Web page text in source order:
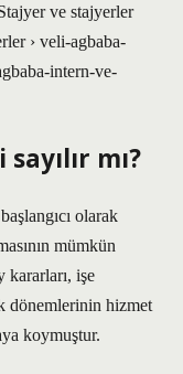
ve stajyerler
› veli-agbaba-
intern-ve-
mı?
olarak
mümkün
kararları, işe
dönemlerinin hizmet
koymuştur.